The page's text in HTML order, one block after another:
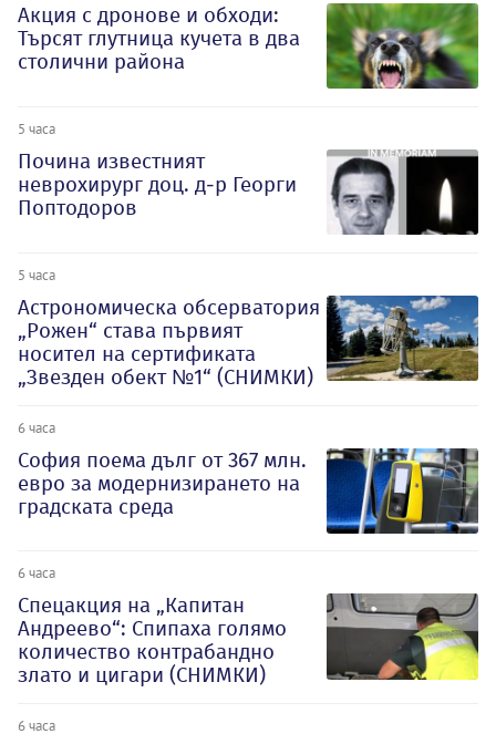
Акция с дронове и обходи:
Търсят глутница кучета в два
столични района
5 часа
Почина известният
неврохирург доц. д-р Георги
Поптодоров
5 часа
Астрономическа обсерватория
„Рожен“ става първият
носител на сертификата
„Звезден обект №1“ (СНИМКИ)
6 часа
София поема дълг от 367 млн.
евро за модернизирането на
градската среда
6 часа
Спецакция на „Капитан
Андреево“: Спипаха голямо
количество контрабандно
злато и цигари (СНИМКИ)
6 часа